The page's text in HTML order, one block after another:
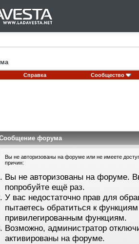
Справка Сообщество
форума
Вы не авторизованы на форуме или не имеете
причин:
Вы не авторизованы на форуме.
попробуйте ещё раз.
У вас недостаточно прав для
пытаетесь обратиться к
привилегированным функциям.
Возможно, администратор
активированы на форуме.